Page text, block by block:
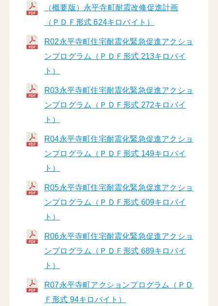
（概要版）永平寺町耐震改修促進計画
（ＰＤＦ形式 624キロバイト）
R02永平寺町住宅耐震化緊急促進アクショ
ンプログラム（ＰＤＦ形式 213キロバイ
ト）
R03永平寺町住宅耐震化緊急促進アクショ
ンプログラム（ＰＤＦ形式 272キロバイ
ト）
R04永平寺町住宅耐震化緊急促進アクショ
ンプログラム（ＰＤＦ形式 149キロバイ
ト）
R05永平寺町住宅耐震化緊急促進アクショ
ンプログラム（ＰＤＦ形式 609キロバイ
ト）
R06永平寺町住宅耐震化緊急促進アクショ
ンプログラム（ＰＤＦ形式 689キロバイ
ト）
R07永平寺町アクションプログラム（ＰＤ
Ｆ形式 94キロバイト）